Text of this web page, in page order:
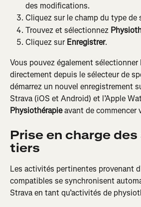
des modifications.
Cliquez sur le champ du type de
Trouvez et sélectionnez
Cliquez sur Enregistrer.
Vous pouvez également
directement depuis le sélecteur de
démarrez un nouvel enregistrement
Strava (iOS et Android) et l’Apple
Physiothérapie avant de commencer
Prise en charge
tiers
Les activités pertinentes provenant
compatibles se synchronisent
Strava en tant qu’activités de